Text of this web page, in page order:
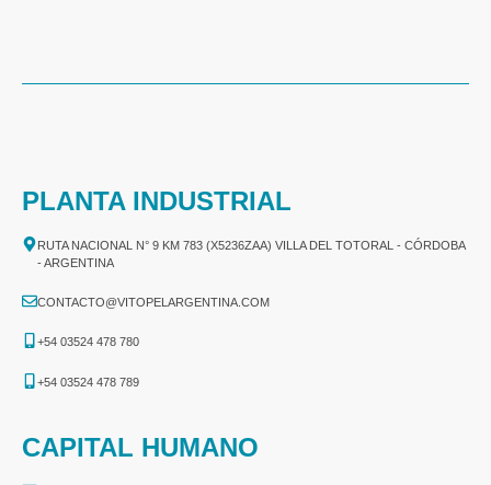
PLANTA INDUSTRIAL
RUTA NACIONAL N° 9 KM 783 (X5236ZAA) VILLA DEL TOTORAL - CÓRDOBA
- ARGENTINA
CONTACTO@VITOPELARGENTINA.COM
+54 03524 478 780​
+54 03524 478 789​
CAPITAL HUMANO